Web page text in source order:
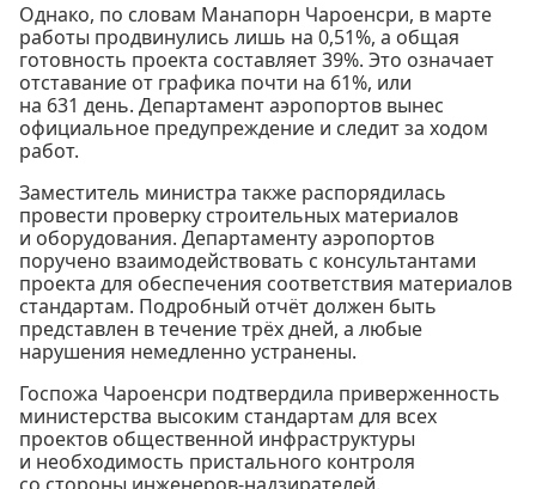
Однако, по словам Манапорн Чароенсри, в марте
работы продвинулись лишь на 0,51%, а общая
готовность проекта составляет 39%. Это означает
отставание от графика почти на 61%, или
на 631 день. Департамент аэропортов вынес
официальное предупреждение и следит за ходом
работ.
Заместитель министра также распорядилась
провести проверку строительных материалов
и оборудования. Департаменту аэропортов
поручено взаимодействовать с консультантами
проекта для обеспечения соответствия материалов
стандартам. Подробный отчёт должен быть
представлен в течение трёх дней, а любые
нарушения немедленно устранены.
Госпожа Чароенсри подтвердила приверженность
министерства высоким стандартам для всех
проектов общественной инфраструктуры
и необходимость пристального контроля